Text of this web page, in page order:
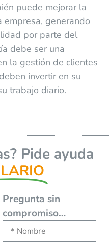
puede mejorar la
generando
por parte del
debe ser una
la gestión de clientes
invertir en su
trabajo diario.
Pide ayuda
Pregunta sin
compromiso…